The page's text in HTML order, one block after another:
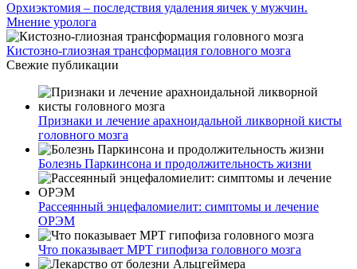
Орхиэктомия – последствия удаления яичек у мужчин.
Мнение уролога
Кистозно-глиозная трансформация головного мозга
Свежие публикации
Признаки и лечение арахноидальной ликворной кисты
головного мозга
Болезнь Паркинсона и продолжительность жизни
Рассеянный энцефаломиелит: симптомы и лечение
ОРЭМ
Что показывает МРТ гипофиза головного мозга